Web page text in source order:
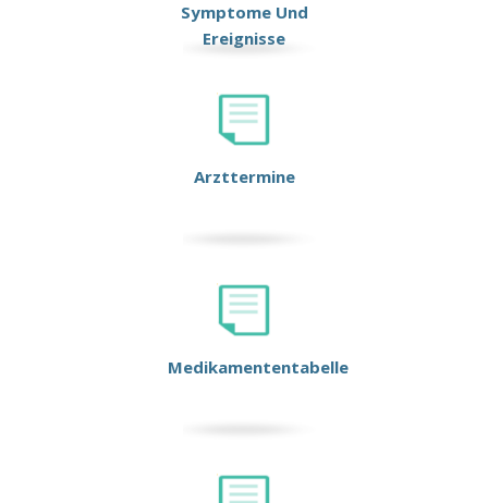
Symptome Und
Ereignisse
Arzttermine
Medikamententabelle